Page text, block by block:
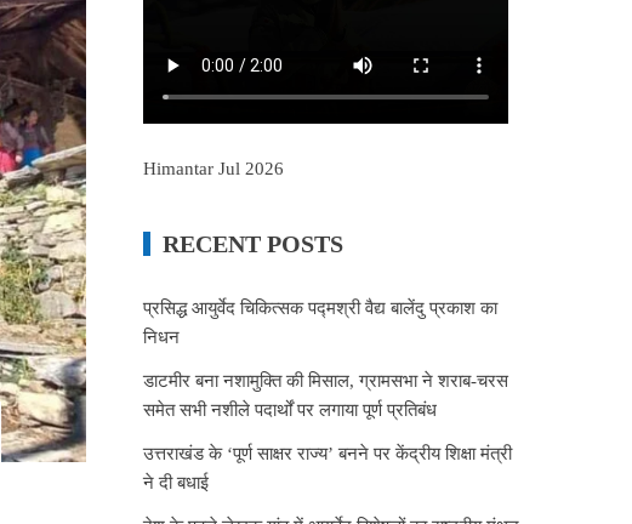
Himantar Jul 2026
RECENT POSTS
प्रसिद्ध आयुर्वेद चिकित्सक पद्मश्री वैद्य बालेंदु प्रकाश का
निधन
डाटमीर बना नशामुक्ति की मिसाल, ग्रामसभा ने शराब-चरस
समेत सभी नशीले पदार्थों पर लगाया पूर्ण प्रतिबंध
उत्तराखंड के ‘पूर्ण साक्षर राज्य’ बनने पर केंद्रीय शिक्षा मंत्री
ने दी बधाई